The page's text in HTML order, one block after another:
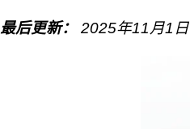
最后更新： 2025年11月1日